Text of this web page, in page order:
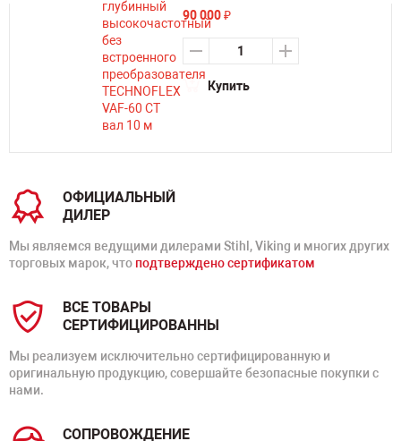
90 000₽
Купить
ОФИЦИАЛЬНЫЙ
ДИЛЕР
Мы являемся ведущими дилерами Stihl, Viking и многих других
торговых марок, что подтверждено сертификатом
ВСЕ ТОВАРЫ
СЕРТИФИЦИРОВАННЫ
Мы реализуем исключительно сертифицированную и
оригинальную продукцию, совершайте безопасные покупки с
нами.
СОПРОВОЖДЕНИЕ